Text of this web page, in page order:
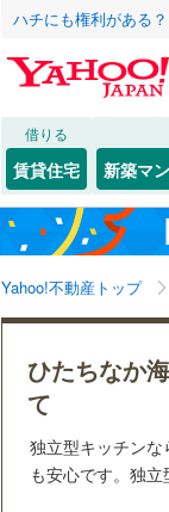
ハチにも権利がある
借りる
賃貸住宅 新築マ
Yahoo!不動産トップ
ひたちなか
て
独立型キッチン
も安心です。独
北海道
東北
関東
近畿
JR
私鉄・その他
こだわり条件